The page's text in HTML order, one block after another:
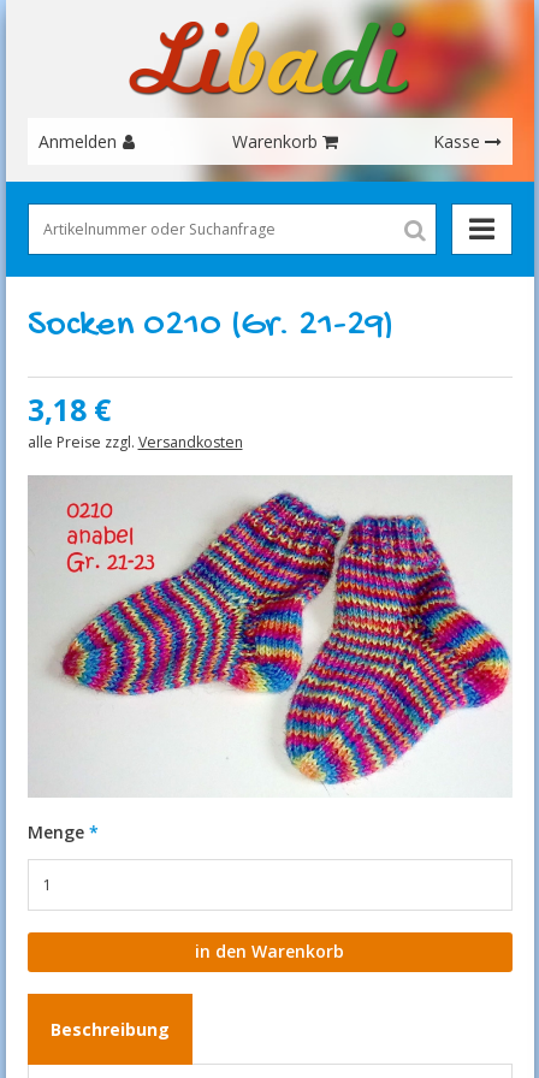
Anmelden Warenkorb Kasse
Socken 0210 (Gr. 21-29)
3,18 €
alle Preise zzgl. Versandkosten
Menge
Beschreibung